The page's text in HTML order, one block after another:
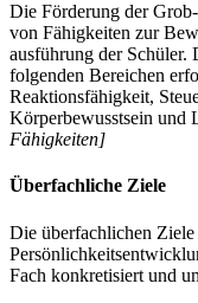
Die Förderung der
von Fähigkeiten zur
ausführung der Schüler.
folgenden Bereichen
Reaktionsfähigkeit,
Körperbewusstsein und
Fähigkeiten]
Überfachliche Ziele
Die überfachlichen
Fach konkretisiert und